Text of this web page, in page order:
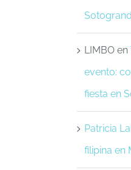
LIMBOen
evento:
fiesta en
Patricia
filipina en